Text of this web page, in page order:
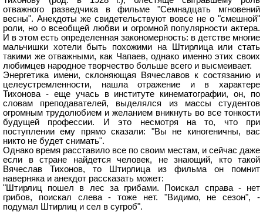
отважного разведчика в фильме "Семнадцать мгновений
весны". Анекдоты же свидетельствуют вовсе не о "смешной"
роли, но о всеобщей любви и огромной популярности актера.
И в этом есть определенная закономерность: в детстве многие
мальчишки хотели быть похожими на Штирлица или стать
такими же отважными, как Чапаев, однако именно этих своих
любимцев народное творчество больше всего и высмеивает.
Энергетика имени, склоняющая Вячеславов к состязанию и
целеустремленности, нашла отражение и в характере
Тихонова - еще учась в институте кинематографии, он, по
словам преподавателей, выделялся из массы студентов
огромным трудолюбием и желанием вникнуть во все тонкости
будущей профессии. И это несмотря на то, что при
поступлении ему прямо сказали: "Вы не киногеничны, вас
никто не будет снимать".
Однако время расставило все по своим местам, и сейчас даже
если в стране найдется человек, не знающий, кто такой
Вячеслав Тихонов, то Штирлица из фильма он помнит
наверняка и анекдот рассказать может:
"Штирлиц пошел в лес за грибами. Поискал справа - нет
грибов, поискал слева - тоже нет. "Видимо, не сезон", -
подумал Штирлиц и сел в сугроб".